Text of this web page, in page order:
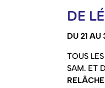
DE
DU 21 AU
TOUS
SAM. ET